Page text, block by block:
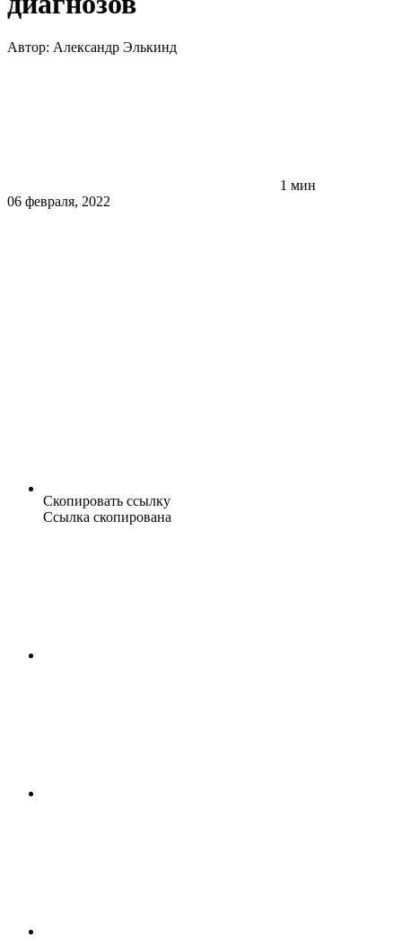
Автор: Александр Элькинд
1 мин
06 февраля, 2022
Скопировать ссылку
Ссылка скопирована